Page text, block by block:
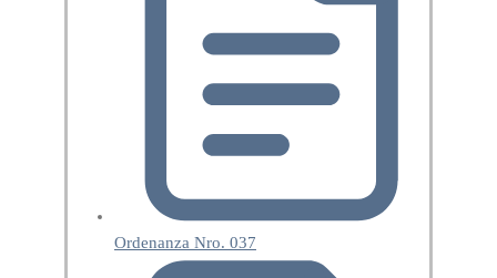
Ordenanza Nro. 037